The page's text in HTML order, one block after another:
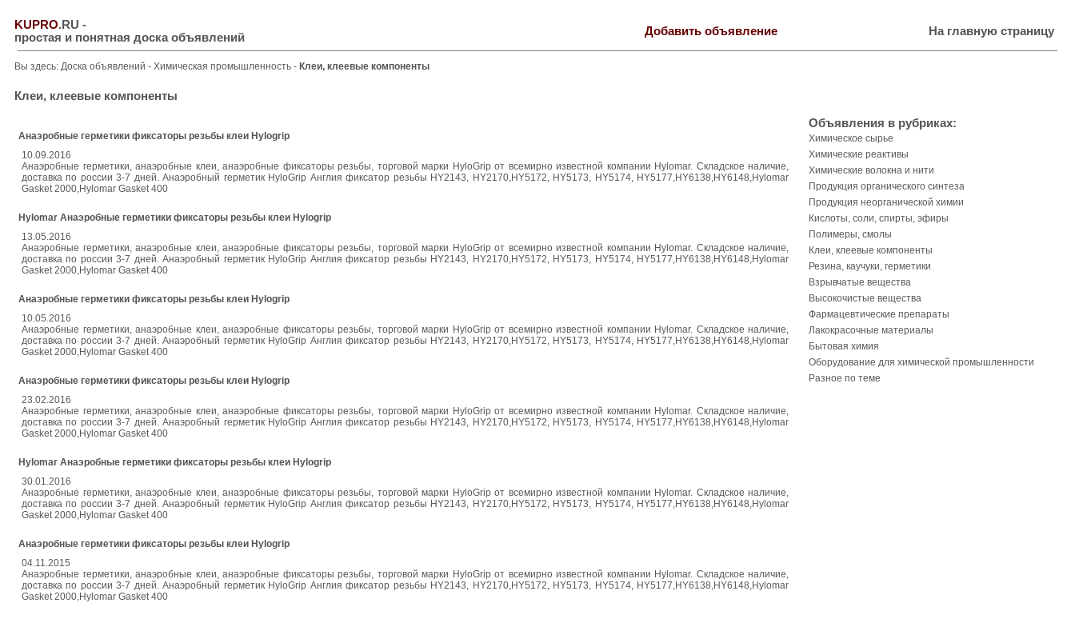
KUPRO.RU -
простая и понятная доска объявлений
Добавить объявление На главную страницу
Вы здесь: Доска объявлений - Химическая промышленность - Клеи, клеевые компоненты
Клеи, клеевые компоненты
Анаэробные герметики фиксаторы резьбы клеи Hylogrip
10.09.2016
Анаэробные герметики, анаэробные клеи, анаэробные фиксаторы резьбы, торговой марки HyloGrip от всемирно известной компании Hylomar. Складское наличие,
доставка по россии 3-7 дней. Анаэробный герметик HyloGrip Англия фиксатор резьбы HY2143, HY2170,HY5172, HY5173, HY5174, HY5177,HY6138,HY6148,Hylomar
Gasket 2000,Hylomar Gasket 400
Hylomar Анаэробные герметики фиксаторы резьбы клеи Hylogrip
13.05.2016
Анаэробные герметики, анаэробные клеи, анаэробные фиксаторы резьбы, торговой марки HyloGrip от всемирно известной компании Hylomar. Складское наличие,
доставка по россии 3-7 дней. Анаэробный герметик HyloGrip Англия фиксатор резьбы HY2143, HY2170,HY5172, HY5173, HY5174, HY5177,HY6138,HY6148,Hylomar
Gasket 2000,Hylomar Gasket 400
Анаэробные герметики фиксаторы резьбы клеи Hylogrip
10.05.2016
Анаэробные герметики, анаэробные клеи, анаэробные фиксаторы резьбы, торговой марки HyloGrip от всемирно известной компании Hylomar. Складское наличие,
доставка по россии 3-7 дней. Анаэробный герметик HyloGrip Англия фиксатор резьбы HY2143, HY2170,HY5172, HY5173, HY5174, HY5177,HY6138,HY6148,Hylomar
Gasket 2000,Hylomar Gasket 400
Анаэробные герметики фиксаторы резьбы клеи Hylogrip
23.02.2016
Анаэробные герметики, анаэробные клеи, анаэробные фиксаторы резьбы, торговой марки HyloGrip от всемирно известной компании Hylomar. Складское наличие,
доставка по россии 3-7 дней. Анаэробный герметик HyloGrip Англия фиксатор резьбы HY2143, HY2170,HY5172, HY5173, HY5174, HY5177,HY6138,HY6148,Hylomar
Gasket 2000,Hylomar Gasket 400
Hylomar Анаэробные герметики фиксаторы резьбы клеи Hylogrip
30.01.2016
Анаэробные герметики, анаэробные клеи, анаэробные фиксаторы резьбы, торговой марки HyloGrip от всемирно известной компании Hylomar. Складское наличие,
доставка по россии 3-7 дней. Анаэробный герметик HyloGrip Англия фиксатор резьбы HY2143, HY2170,HY5172, HY5173, HY5174, HY5177,HY6138,HY6148,Hylomar
Gasket 2000,Hylomar Gasket 400
Анаэробные герметики фиксаторы резьбы клеи Hylogrip
04.11.2015
Анаэробные герметики, анаэробные клеи, анаэробные фиксаторы резьбы, торговой марки HyloGrip от всемирно известной компании Hylomar. Складское наличие,
доставка по россии 3-7 дней. Анаэробный герметик HyloGrip Англия фиксатор резьбы HY2143, HY2170,HY5172, HY5173, HY5174, HY5177,HY6138,HY6148,Hylomar
Gasket 2000,Hylomar Gasket 400
Объявления в рубриках:
Химическое сырье
Химические реактивы
Химические волокна и нити
Продукция органического синтеза
Продукция неорганической химии
Кислоты, соли, спирты, эфиры
Полимеры, смолы
Клеи, клеевые компоненты
Резина, каучуки, герметики
Взрывчатые вещества
Высокочистые вещества
Фармацевтические препараты
Лакокрасочные материалы
Бытовая химия
Оборудование для химической промышленности
Разное по теме